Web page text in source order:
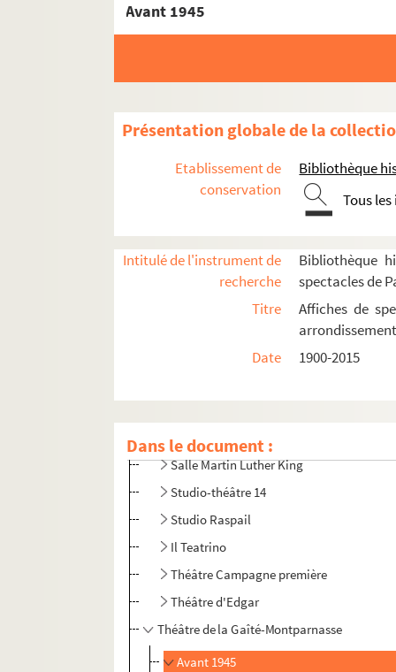
Avant 1945
Présentation globale de la
Etablissement de
conservation
Bibliothèque
Tous
Intitulé de l'instrument de
recherche
Bibliothèque
spectacles de
Titre
Affiches de
Date
1900-2015
Dans le document :
Casino Montparnasse
Centre américain de Paris
Cité internationale universitaire de Paris
Comédie italienne
Edgar 3
Espace Gaité
Le Grand Edgar
Grand Théâtre d'Edgar
Le Guichet Montparnasse
Petit Montparnasse
Salle Martin Luther King
Studio-théâtre 14
Studio Raspail
Il Teatrino
Théâtre Campagne première
Théâtre d'Edgar
Théâtre de la Gaîté-Montparnasse
Avant 1945